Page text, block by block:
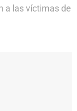
a las víctimas de